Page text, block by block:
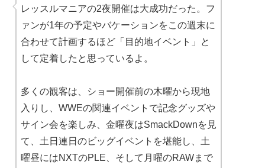
レッスルマニアの2夜開催は大成功だった。フ
ァンが1年の予定やバケーションをこの週末に
合わせて計画するほど「目的地イベント」と
して定着したと思っているよ。
多くの観客は、ショー開催前の木曜から現地
入りし、WWEの関連イベントで記念グッズや
サイン会を楽しみ、金曜夜はSmackDownを見
て、土日連日のビッグイベントを堪能し、土
曜昼にはNXTのPLE、そして月曜のRAWまで